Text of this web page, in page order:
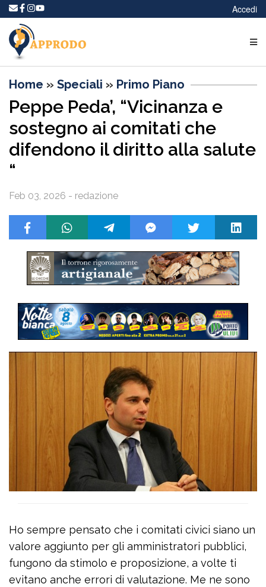
Accedi
Home » Speciali » Primo Piano
Peppe Peda’, “Vicinanza e
sostegno ai comitati che
difendono il diritto alla salute
“
Feb 03, 2026 - redazione
Ho sempre pensato che i comitati civici siano un
valore aggiunto per gli amministratori pubblici,
fungono da stimolo e proposizione, a volte ti
evitano anche errori di valutazione. Me ne sono